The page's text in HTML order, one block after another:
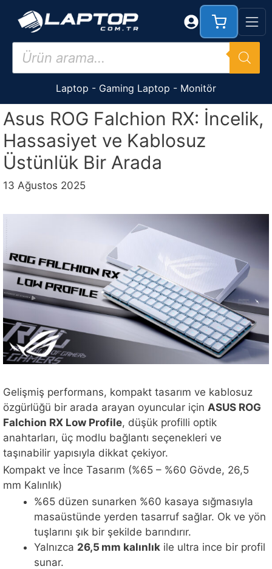
Products
search
Laptop - Gaming Laptop - Monitör
Asus ROG Falchion RX: İncelik,
Hassasiyet ve Kablosuz
Üstünlük Bir Arada
13 Ağustos 2025
Gelişmiş performans, kompakt tasarım ve kablosuz
özgürlüğü bir arada arayan oyuncular için ASUS ROG
Falchion RX Low Profile, düşük profilli optik
anahtarları, üç modlu bağlantı seçenekleri ve
taşınabilir yapısıyla dikkat çekiyor.
Kompakt ve İnce Tasarım (%65 – %60 Gövde, 26,5
mm Kalınlık)
%65 düzen sunarken %60 kasaya sığmasıyla
masaüstünde yerden tasarruf sağlar. Ok ve yön
tuşlarını şık bir şekilde barındırır.
Yalnızca 26,5 mm kalınlık ile ultra ince bir profil
sunar.